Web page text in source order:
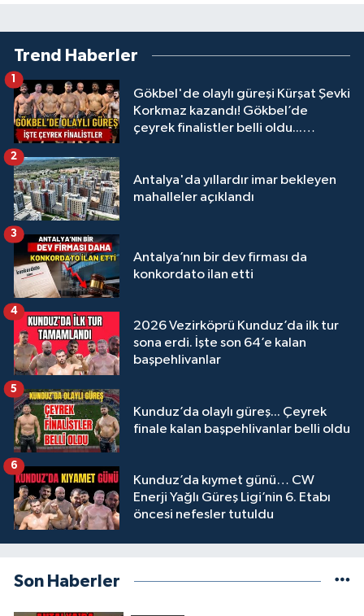
Trend Haberler
Gökbel'de olaylı güreşi Kürşat Şevki
Korkmaz kazandı! Gökbel’de
çeyrek finalistler belli oldu...
1
Antalya'da yıllardır imar bekleyen
mahalleler açıklandı
2
Antalya’nın bir dev firması da
konkordato ilan etti
3
2026 Vezirköprü Kunduz’da ilk tur
sona erdi. İşte son 64’e kalan
başpehlivanlar
4
Kunduz’da olaylı güreş... Çeyrek
finale kalan başpehlivanlar belli oldu
5
Kunduz’da kıymet günü… CW
Enerji Yağlı Güreş Ligi’nin 6. Etabı
öncesi nefesler tutuldu
6
Son Haberler